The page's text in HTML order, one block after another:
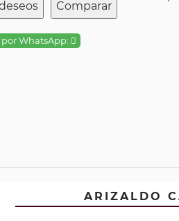
Comparar
WhatsApp:
ARIZALDO